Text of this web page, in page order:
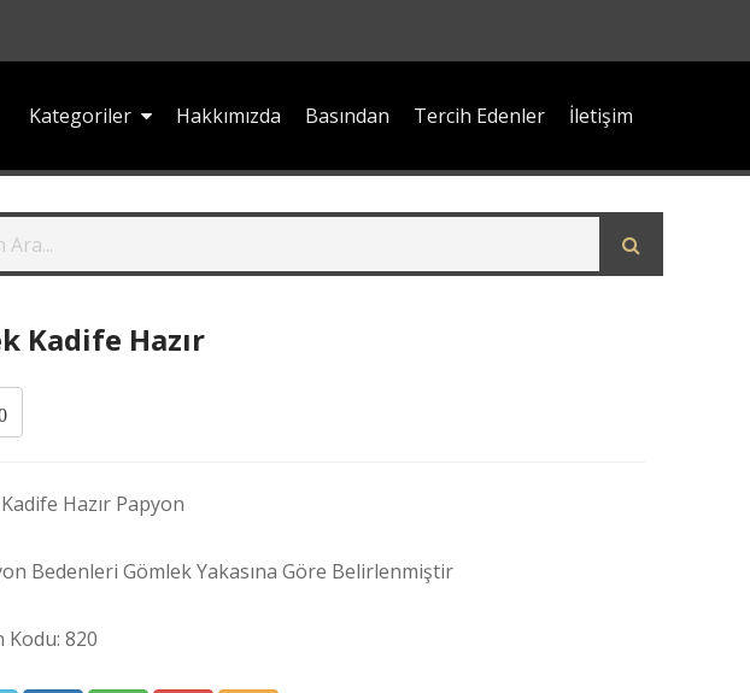
Kategoriler Hakkımızda Basından Tercih Edenler İletişim
Kadife Hazır
Hazır Papyon
Bedenleri Gömlek Yakasına Göre Belirlenmiştir
Kodu: 820